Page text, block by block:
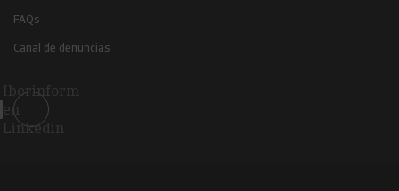
FAQs
Canal de denuncias
Iberinform
en
Linkedin